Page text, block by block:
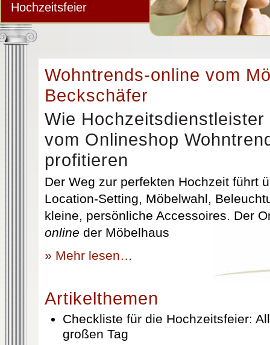
Hochzeitsfeier
Wohntrends-online vom
Beckschäfer
Wie
vom Onlineshop
profitieren
Der Weg zur perfekten Hochzeit führt
Location-Setting, Möbelwahl,
kleine, persönliche Accessoires. Der
online der Möbelhaus
» Mehr lesen…
Artikelthemen
Checkliste für die Hochzeitsfeier:
großen Tag